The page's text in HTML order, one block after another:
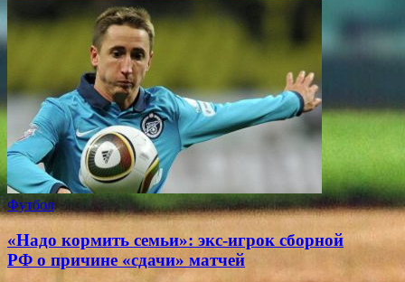
Футбол
«Надо кормить семьи»: экс-игрок сборной
РФ о причине «сдачи» матчей